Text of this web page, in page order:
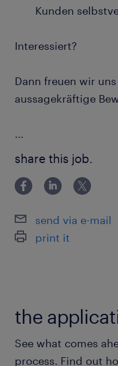
Kunden
Interessiert?
Dann freuen wir
aussagekräftige
...
share this job.
send via e-mail
print it
the
See what comes
process. Find out